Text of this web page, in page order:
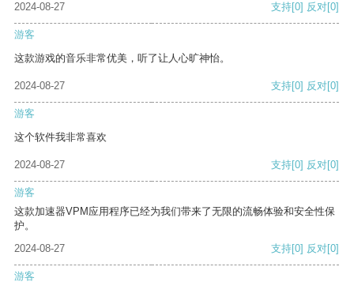
2024-08-27
支持[0] 反对[0]
游客
这款游戏的音乐非常优美，听了让人心旷神怡。
2024-08-27 支持[0] 反对[0]
游客
这个软件我非常喜欢
2024-08-27 支持[0] 反对[0]
游客
这款加速器VPM应用程序已经为我们带来了无限的流畅体验和安全性保
护。
2024-08-27
支持[0] 反对[0]
游客